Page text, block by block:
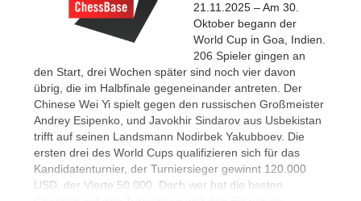
21.11.2025 – Am 30.
Oktober begann der
World Cup in Goa, Indien.
206 Spieler gingen an
den Start, drei Wochen später sind noch vier davon
übrig, die im Halbfinale gegeneinander antreten. Der
Chinese Wei Yi spielt gegen den russischen Großmeister
Andrey Esipenko, und Javokhir Sindarov aus Usbekistan
trifft auf seinen Landsmann Nodirbek Yakubboev. Die
ersten drei des World Cups qualifizieren sich für das
Kandidatenturnier, der Turniersieger gewinnt 120.000
USD, der Vierte 50.000. Doch wer hat die besten